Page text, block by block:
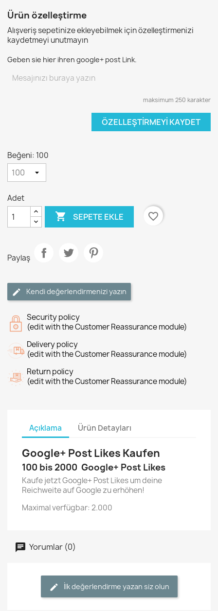
Ürün özelleştirme
Alışveriş sepetinize ekleyebilmek için özelleştirmenizi
kaydetmeyi unutmayın
Geben sie hier ihren google+ post Link.
maksimum 250 karakter
ÖZELLEŞTIRMEYI KAYDET
Beğeni: 100
Adet
 SEPETE EKLE favorite_border
Paylaş
Kendi değerlendirmenizi yazın
Security policy
(edit with the Customer Reassurance module)
Delivery policy
(edit with the Customer Reassurance module)
Return policy
(edit with the Customer Reassurance module)
Açıklama Ürün Detayları
Google+ Post Likes Kaufen
100 bis 2000 Google+ Post Likes
Kaufe jetzt Google+ Post Likes um deine
Reichweite auf Google zu erhöhen!
Maximal verfügbar: 2.000
Yorumlar (0)
İlk değerlendirme yazan siz olun